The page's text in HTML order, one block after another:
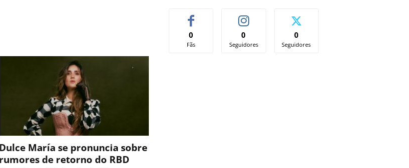
Dulce María se pronuncia sobre
rumores de retorno do RBD
0
Fãs
0
Seguidores
0
Seguidores